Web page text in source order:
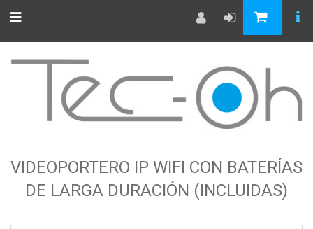
VIDEOPORTERO IP WIFI CON BATERÍAS
DE LARGA DURACIÓN (INCLUIDAS)